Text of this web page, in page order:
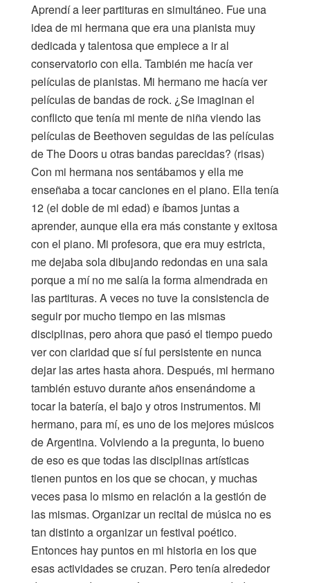
Aprendí a leer partituras en simultáneo. Fue una
idea de mi hermana que era una pianista muy
dedicada y talentosa que empiece a ir al
conservatorio con ella. También me hacía ver
películas de pianistas. Mi hermano me hacía ver
películas de bandas de rock. ¿Se imaginan el
conflicto que tenía mi mente de niña viendo las
películas de Beethoven seguidas de las películas
de The Doors u otras bandas parecidas? (risas)
Con mi hermana nos sentábamos y ella me
enseñaba a tocar canciones en el piano. Ella tenía
12 (el doble de mi edad) e íbamos juntas a
aprender, aunque ella era más constante y exitosa
con el piano. Mi profesora, que era muy estricta,
me dejaba sola dibujando redondas en una sala
porque a mí no me salía la forma almendrada en
las partituras. A veces no tuve la consistencia de
seguir por mucho tiempo en las mismas
disciplinas, pero ahora que pasó el tiempo puedo
ver con claridad que sí fui persistente en nunca
dejar las artes hasta ahora. Después, mi hermano
también estuvo durante años ensenándome a
tocar la batería, el bajo y otros instrumentos. Mi
hermano, para mí, es uno de los mejores músicos
de Argentina. Volviendo a la pregunta, lo bueno
de eso es que todas las disciplinas artísticas
tienen puntos en los que se chocan, y muchas
veces pasa lo mismo en relación a la gestión de
las mismas. Organizar un recital de música no es
tan distinto a organizar un festival poético.
Entonces hay puntos en mi historia en los que
esas actividades se cruzan. Pero tenía alrededor